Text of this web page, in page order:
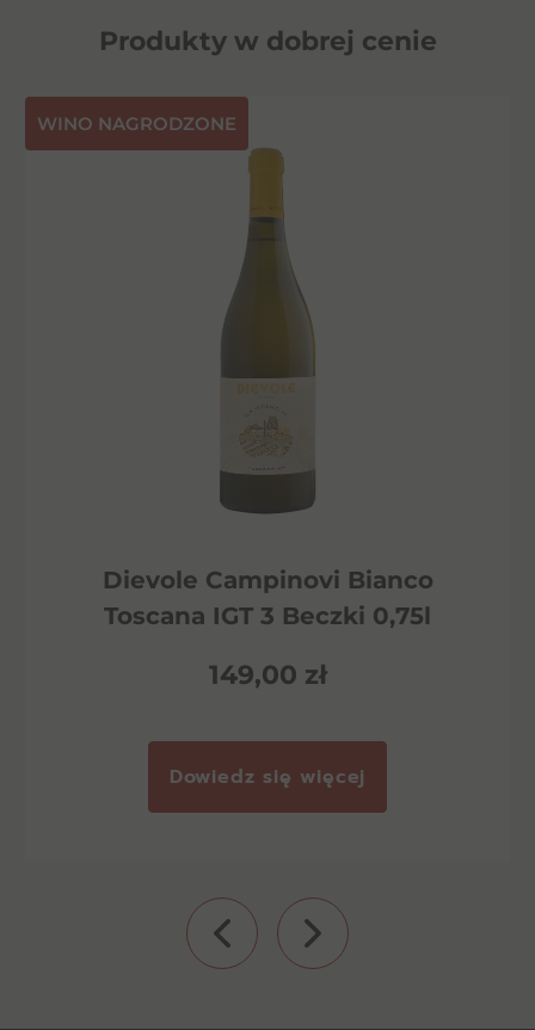
Produkty w dobrej cenie
⁠WINO NAGRODZONE
Dievole Campinovi Bianco
Toscana IGT 3 Beczki 0,75l
149,00 zł
Dowiedz się więcej